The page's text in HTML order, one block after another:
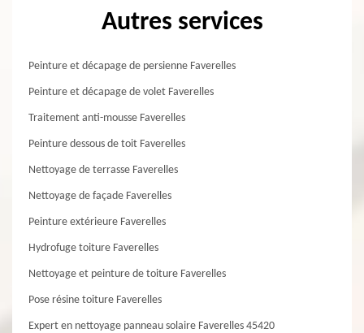
Autres services
Peinture et décapage de persienne Faverelles
Peinture et décapage de volet Faverelles
Traitement anti-mousse Faverelles
Peinture dessous de toit Faverelles
Nettoyage de terrasse Faverelles
Nettoyage de façade Faverelles
Peinture extérieure Faverelles
Hydrofuge toiture Faverelles
Nettoyage et peinture de toiture Faverelles
Pose résine toiture Faverelles
Expert en nettoyage panneau solaire Faverelles 45420